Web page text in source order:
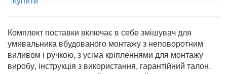
Комплект поставки включає в себе змішувач для
умивальника вбудованого монтажу з неповоротним
виливом і ручкою, з усіма кріпленнями для монтажу
виробу, інструкція з використання, гарантійний талон.